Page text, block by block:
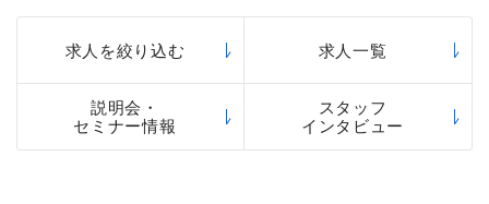
求人を絞り込む 求人一覧
説明会・
セミナー情報
スタッフ
インタビュー